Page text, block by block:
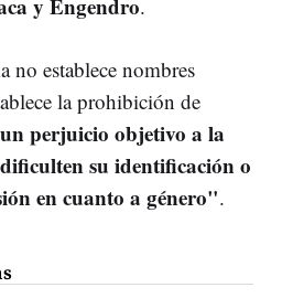
y Engendro.
no establece nombres
la prohibición de
perjuicio objetivo a la
su identificación o
en cuanto a género".